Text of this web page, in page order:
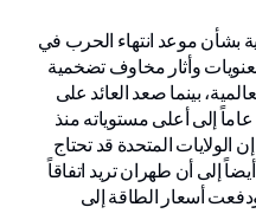
بشأن موعد انتهاء الحرب في
وأثار مخاوف تضخمية
بينما صعد العائد على
سندات الخزانة الأمريكية لأجل 30 عاماً إلى أعلى مستوياته منذ
إن الولايات المتحدة قد تحتاج
إلى أن طهران تريد اتفاقاً
أسعار الطاقة إلى